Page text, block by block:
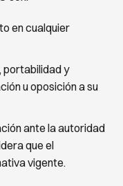
en cualquier
y
u oposición a su
ante la autoridad
que el
vigente.